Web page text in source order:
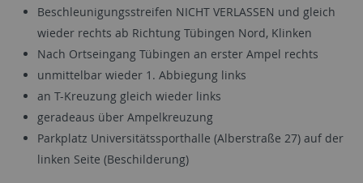
Beschleunigungsstreifen NICHT VERLASSEN und gleich
wieder rechts ab Richtung Tübingen Nord, Klinken
Nach Ortseingang Tübingen an erster Ampel rechts
unmittelbar wieder 1. Abbiegung links
an T-Kreuzung gleich wieder links
geradeaus über Ampelkreuzung
Parkplatz Universitätssporthalle (Alberstraße 27) auf der
linken Seite (Beschilderung)